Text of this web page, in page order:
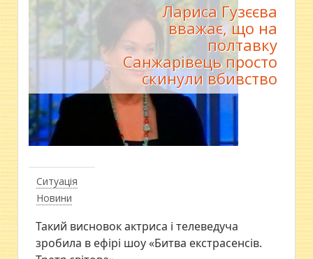
Ситуація
Новини
Лариса Гузєєва
вважає, що на
полтавку
Санжарівець просто
скинули вбивство
Такий висновок актриса і телеведуча
зробила в ефірі шоу «Битва екстрасенсів.